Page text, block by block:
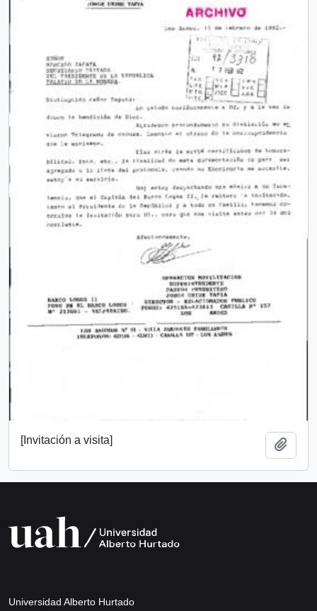
[Invitación a visita]
Universidad Alberto Hurtado